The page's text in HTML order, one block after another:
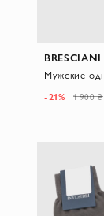
BRESCIANI
-21% 1 900 ₴